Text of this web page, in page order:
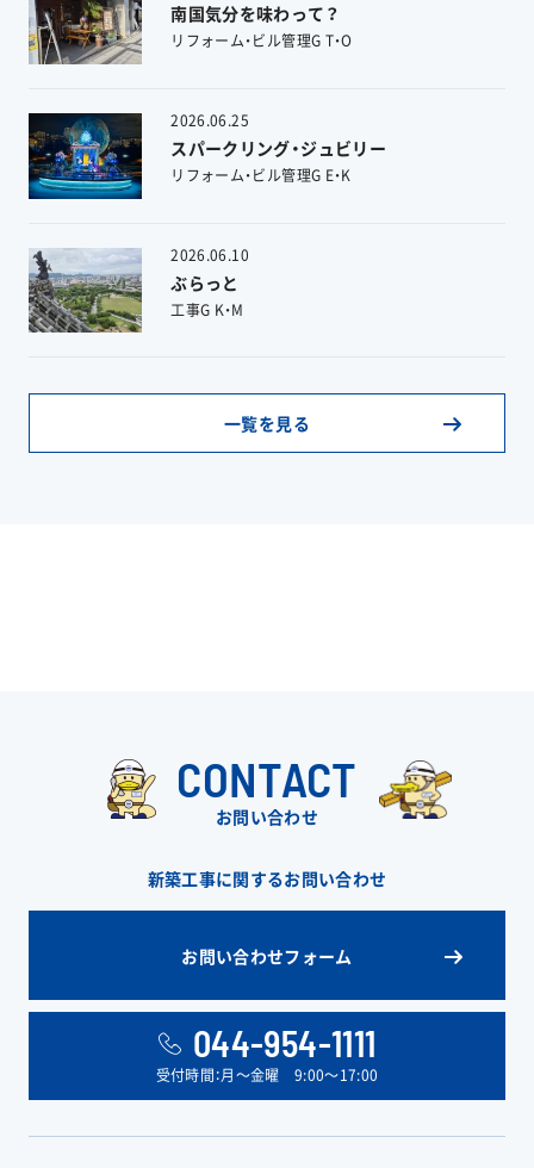
南国気分を味わって？
リフォーム・ビル管理G T・O
2026.06.25
スパークリング・ジュビリー
リフォーム・ビル管理G E・K
2026.06.10
ぶらっと
工事G K・M
一覧を見る
CONTACT
お問い合わせ
新築工事に関するお問い合わせ
お問い合わせフォーム
044-954-1111
受付時間：月〜金曜 9:00〜17:00